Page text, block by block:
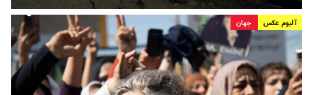
آلبوم عکس جهان